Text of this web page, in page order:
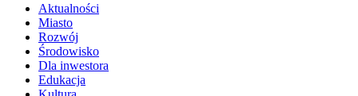
Aktualności
Miasto
Rozwój
Środowisko
Dla inwestora
Edukacja